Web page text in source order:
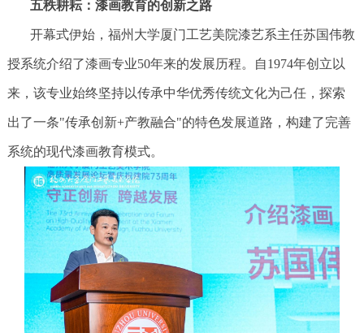
五秩耕耘：漆画教育的创新之路
开幕式伊始，福州大学厦门工艺美院漆艺系主任苏国伟教
授系统介绍了漆画专业50年来的发展历程。自1974年创立以
来，该专业始终坚持以传承中华优秀传统文化为己任，探索
出了一条"传承创新+产教融合"的特色发展道路，构建了完善
系统的现代漆画教育模式。